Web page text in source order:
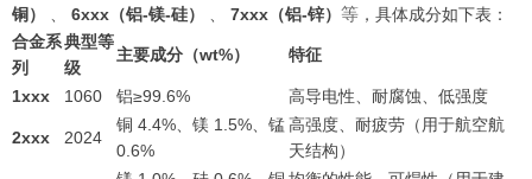
铜）
6xxx（铝-镁-硅） 7xxx（铝-锌） 等 ，具体成分如下表：
合金系
列
典型等
级
主要成分（wt%） 特征
1xxx 1060 铝≥99.6% 高导电性、耐腐蚀、低强度
2xxx 2024
铜 4.4%、镁 1.5%、锰
0.6%
高强度、耐疲劳（用于航空航
天结构）